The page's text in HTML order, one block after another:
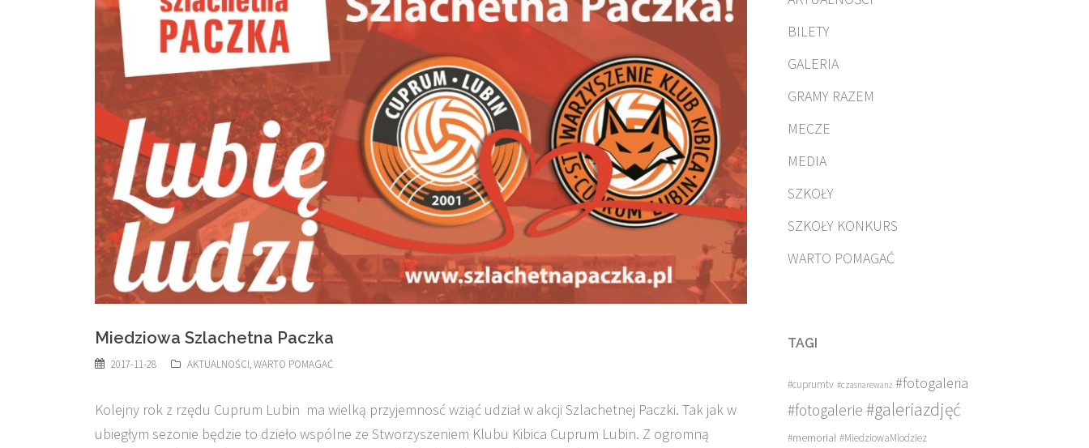
Miedziowa Szlachetna Paczka
2017-11-28 AKTUALNOŚCI,WARTO POMAGAĆ
Kolejny rok z rzędu Cuprum Lubin ma wielką przyjemnosć wziąć udział w akcji Szlachetnej Paczki. Tak jak w
ubiegłym sezonie będzie to dzieło wspólne ze Stworzyszeniem Klubu Kibica Cuprum Lubin. Z ogromną
BILETY
GALERIA
GRAMY RAZEM
MECZE
MEDIA
SZKOŁY
SZKOŁY KONKURS
WARTO POMAGAĆ
TAGI
#cuprumtv #czasnarewanż #fotogaleria
#fotogalerie #galeriazdjęć
#memoriał #MiedziowaMlodziez